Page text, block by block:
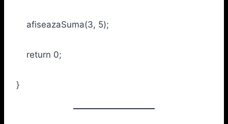
afiseazaSuma(3, 5);
return 0;
}